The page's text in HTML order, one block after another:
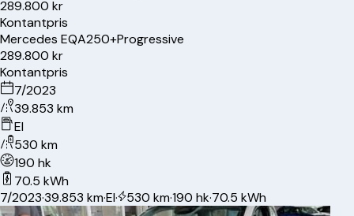
289.800 kr
Kontantpris
Mercedes EQA250+Progressive
289.800 kr
Kontantpris
7/2023
39.853 km
El
530 km
190 hk
70.5 kWh
7/2023·39.853 km·El· 530 km·190 hk·70.5 kWh